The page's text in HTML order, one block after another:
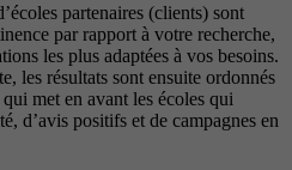
partenaires (clients) sont
par rapport à votre recherche,
les plus adaptées à vos besoins.
les résultats sont ensuite ordonnés
met en avant les écoles qui
d’avis positifs et de campagnes en